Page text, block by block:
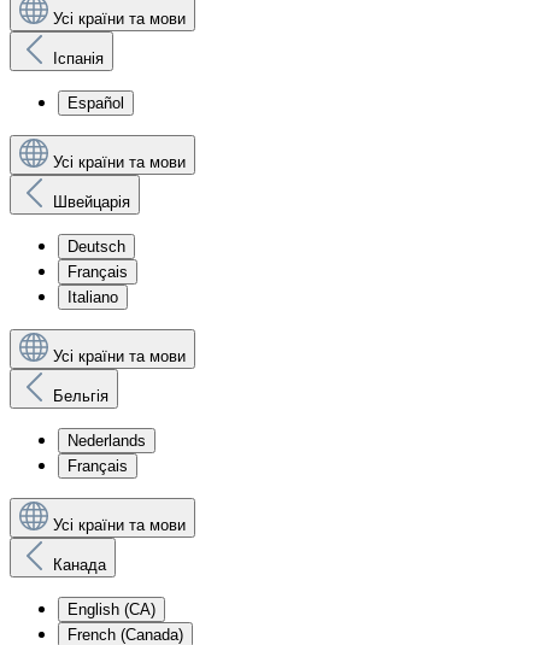
Усі країни та мови
Іспанія
Español
Усі країни та мови
Швейцарія
Deutsch
Français
Italiano
Усі країни та мови
Бельгія
Nederlands
Français
Усі країни та мови
Канада
English (CA)
French (Canada)